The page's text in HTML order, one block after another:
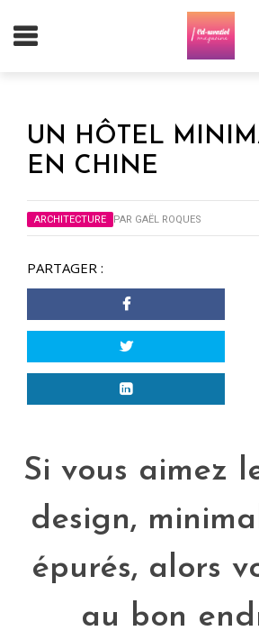
UN HÔTEL
EN CHINE
ARCHITECTURE PAR GAËL ROQUES
PARTAGER :
Si vous aimez
design,
épurés, alors
au bon